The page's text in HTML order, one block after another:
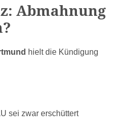
Abmahnung
hielt die Kündigung
sei zwar erschüttert